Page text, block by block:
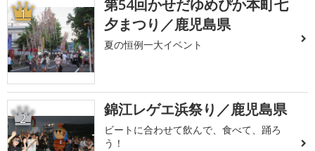
1
第54回かせだゆめぴか本町七
夕まつり／鹿児島県
夏の恒例一大イベント
2 錦江レゲエ浜祭り／鹿児島県
ビートに合わせて飲んで、食べて、踊ろ
う！